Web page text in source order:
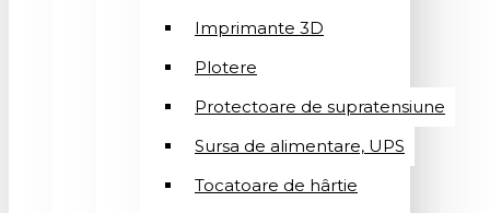
Imprimante 3D
Plotere
Protectoare de supratensiune
Sursa de alimentare, UPS
Tocatoare de hârtie